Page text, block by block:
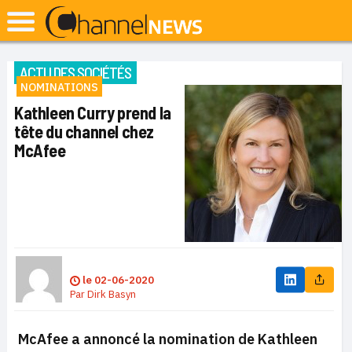
ACTU DES SOCIÉTÉS
NOMINATIONS
Kathleen Curry prend la
tête du channel chez
McAfee
le 02-06-2020
ParDirk Basyn
McAfee a annoncé la nomination de Kathleen